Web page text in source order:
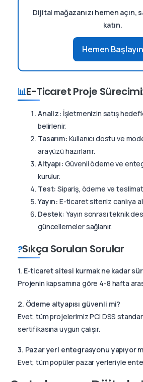
Dijital mağazanızı hemen açın,
katın.
Hemen Başlayın
📊E-Ticaret Proje
Analiz: İşletmenizin satış
belirlenir.
Tasarım: Kullanıcı dostu ve
arayüzü hazırlanır.
Altyapı: Güvenli ödeme ve
kurulur.
Test: Sipariş, ödeme ve
Yayın: E-ticaret siteniz canlıya
Destek: Yayın sonrası teknik
güncellemeler sağlanır.
?Sıkça Sorulan Sorular
1. E-ticaret sitesi kurmak ne kadar
Projenin kapsamına göre 4-8 hafta
2. Ödeme altyapısı güvenli mi?
Evet, tüm projelerimiz PCI DSS
sertifikasına uygun çalışır.
3. Pazar yeri entegrasyonu yapıyor
Evet, tüm popüler pazar yerleriyle